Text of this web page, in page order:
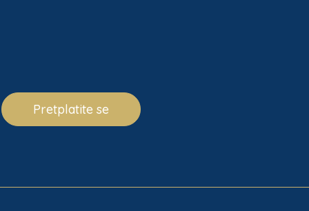
Pretplatite se